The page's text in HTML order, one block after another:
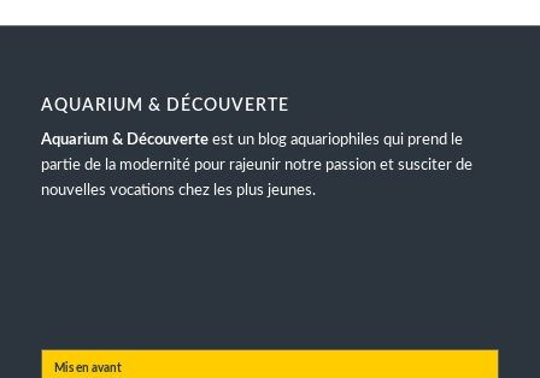
AQUARIUM & DÉCOUVERTE
Aquarium & Découverteest un blog aquariophiles qui prend le
partie de la modernité pour rajeunir notre passion et susciter de
nouvelles vocations chez les plus jeunes.
Mis en avant